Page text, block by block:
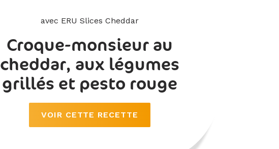
avec ERU Slices Cheddar
Croque-monsieur au
cheddar, aux légumes
grillés et pesto rouge
VOIR CETTE RECETTE